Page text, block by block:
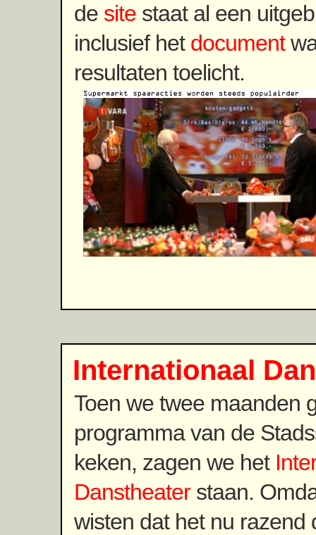
de sitestaat al een
inclusief het document
resultaten toelicht.
Internationaal
Toen we twee maanden
programma van de
keken, zagen we het
Danstheaterstaan.
wisten dat het nu